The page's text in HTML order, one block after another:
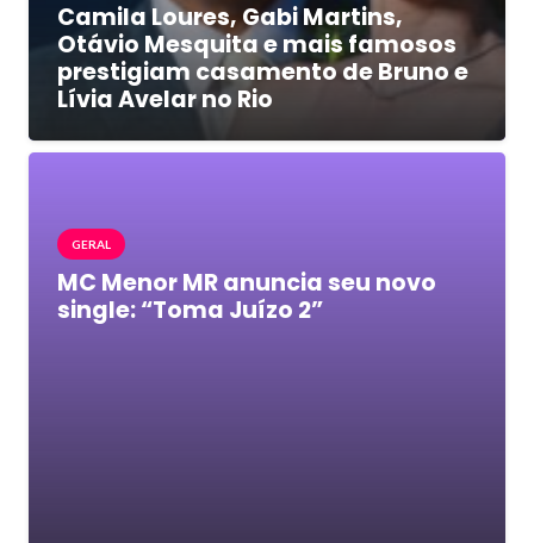
Camila Loures, Gabi Martins,
Otávio Mesquita e mais famosos
prestigiam casamento de Bruno e
Lívia Avelar no Rio
GERAL
MC Menor MR anuncia seu novo
single: “Toma Juízo 2”